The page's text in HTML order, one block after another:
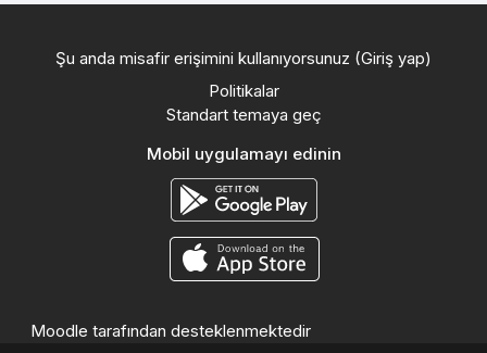
Şu anda misafir erişimini kullanıyorsunuz (Giriş yap)
Politikalar
Standart temaya geç
Mobil uygulamayı edinin
Moodle tarafından desteklenmektedir